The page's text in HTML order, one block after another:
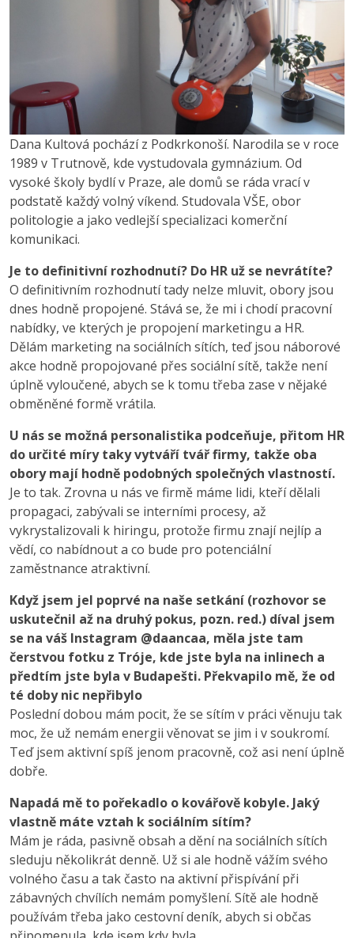
Dana Kultová pochází z Podkrkonoší. Narodila se v roce
1989 v Trutnově, kde vystudovala gymnázium. Od
vysoké školy bydlí v Praze, ale domů se ráda vrací v
podstatě každý volný víkend. Studovala VŠE, obor
politologie a jako vedlejší specializaci komerční
komunikaci.
Je to definitivní rozhodnutí? Do HR už se nevrátíte?
O definitivním rozhodnutí tady nelze mluvit, obory jsou
dnes hodně propojené. Stává se, že mi i chodí pracovní
nabídky, ve kterých je propojení marketingu a HR.
Dělám marketing na sociálních sítích, teď jsou náborové
akce hodně propojované přes sociální sítě, takže není
úplně vyloučené, abych se k tomu třeba zase v nějaké
obměněné formě vrátila.
U nás se možná personalistika podceňuje, přitom HR
do určité míry taky vytváří tvář firmy, takže oba
obory mají hodně podobných společných vlastností.
Je to tak. Zrovna u nás ve firmě máme lidi, kteří dělali
propagaci, zabývali se interními procesy, až
vykrystalizovali k hiringu, protože firmu znají nejlíp a
vědí, co nabídnout a co bude pro potenciální
zaměstnance atraktivní.
Když jsem jel poprvé na naše setkání (rozhovor se
uskutečnil až na druhý pokus, pozn. red.) díval jsem
se na váš Instagram @daancaa, měla jste tam
čerstvou fotku z Tróje, kde jste byla na inlinech a
předtím jste byla v Budapešti. Překvapilo mě, že od
té doby nic nepřibylo
Poslední dobou mám pocit, že se sítím v práci věnuju tak
moc, že už nemám energii věnovat se jim i v soukromí.
Teď jsem aktivní spíš jenom pracovně, což asi není úplně
dobře.
Napadá mě to pořekadlo o kovářově kobyle. Jaký
vlastně máte vztah k sociálním sítím?
Mám je ráda, pasivně obsah a dění na sociálních sítích
sleduju několikrát denně. Už si ale hodně vážím svého
volného času a tak často na aktivní přispívání při
zábavných chvílích nemám pomyšlení. Sítě ale hodně
používám třeba jako cestovní deník, abych si občas